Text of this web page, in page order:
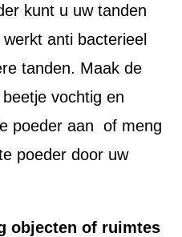
kunt u uw tanden
anti bacterieel
tanden. Maak de
vochtig en
poeder aan of meng
poeder door uw
objecten of ruimtes